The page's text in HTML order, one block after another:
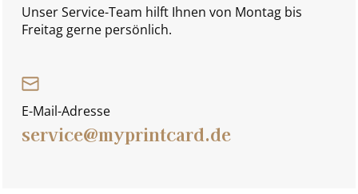
Unser Service-Team hilft Ihnen von Montag bis
Freitag gerne persönlich.
E-Mail-Adresse
service@myprintcard.de